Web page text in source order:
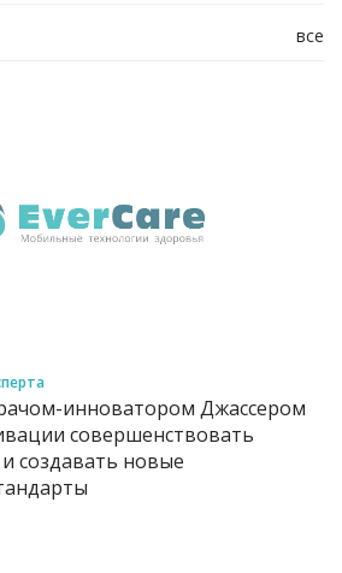
все
инноватором Джассером
совершенствовать
создавать новые